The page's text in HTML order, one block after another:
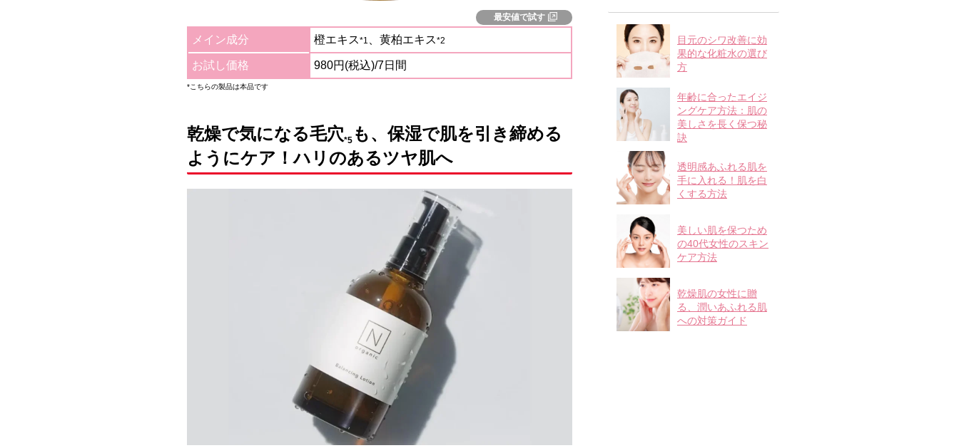
最安値で試す
メイン成分 橙エキス*1 、黄柏エキス*2
お試し価格 980円(税込)/7日間
*こちらの製品は本品です
乾燥で気になる毛穴*5 も、保湿で肌を引き締める
ようにケア ！ハリのあるツヤ肌へ
目元のシワ改善に効
果的な化粧水の選び
方
年齢に合ったエイジ
ングケア方法：肌の
美しさを長く保つ秘
訣
透明感あふれる肌を
手に入れる！肌を白
くする方法
美しい肌を保つため
の40代女性のスキン
ケア方法
乾燥肌の女性に贈
る、潤いあふれる肌
への対策ガイド